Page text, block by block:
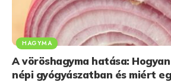
HAGYMA
A vöröshagyma hatása:
népi gyógyászatban és miért